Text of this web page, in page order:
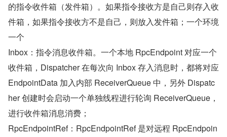
的指令收件箱（发件箱）。如果指令接收方是自己则存入收
件箱，如果指令接收方不是自己，则放入发件箱；一个环境
一个
Inbox：指令消息收件箱。一个本地 RpcEndpoint 对应一个
收件箱，Dispatcher 在每次向 Inbox 存入消息时，都将对应
EndpointData 加入内部 ReceiverQueue 中，另外 Dispatc
her 创建时会启动一个单独线程进行轮询 ReceiverQueue，
进行收件箱消息消费；
RpcEndpointRef：RpcEndpointRef 是对远程 RpcEndpoin